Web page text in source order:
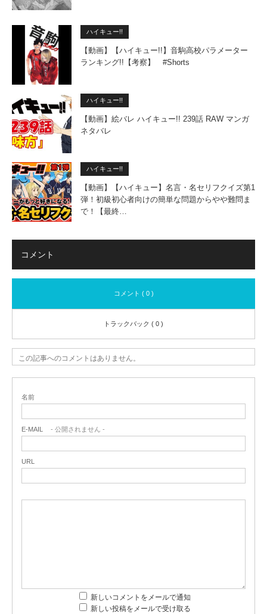
ハイキュー!!
【動画】【ハイキュー!!】音駒高校パラメーター
ランキング!!【考察】 #Shorts
ハイキュー!!
【動画】絵バレ ハイキュー!! 239話 RAW マンガ
ネタバレ
ハイキュー!!
【動画】【ハイキュー】名言・名セリフクイズ第1
弾！初級初心者向けの簡単な問題からやや難問ま
で！【最終…
コメント
コメント ( 0 )
トラックバック ( 0 )
この記事へのコメントはありません。
名前
E-MAIL - 公開されません -
URL
新しいコメントをメールで通知
新しい投稿をメールで受け取る